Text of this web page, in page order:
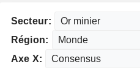
Secteur:
Région:
Axe X: